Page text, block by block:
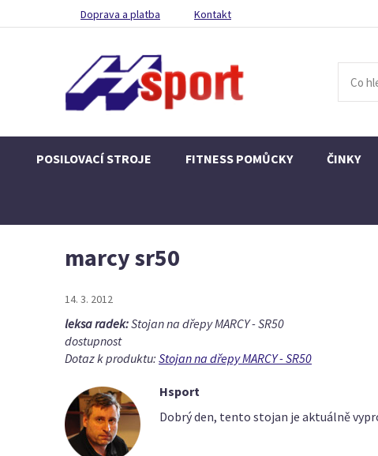
Doprava a platba Kontakt
POSILOVACÍ STROJE FITNESS POMŮCKY ČINKY
marcy sr50
14. 3. 2012
leksa radek:Stojan na dřepy MARCY - SR50
dostupnost
Dotaz k produktu: Stojan na dřepy MARCY - SR50
Hsport
Dobrý den, tento stojan je aktuálně